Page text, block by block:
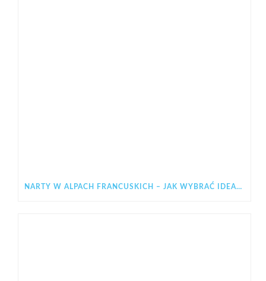
NARTY W ALPACH FRANCUSKICH – JAK WYBRAĆ IDEALNY REGION NA ZIMOWY WYJAZD